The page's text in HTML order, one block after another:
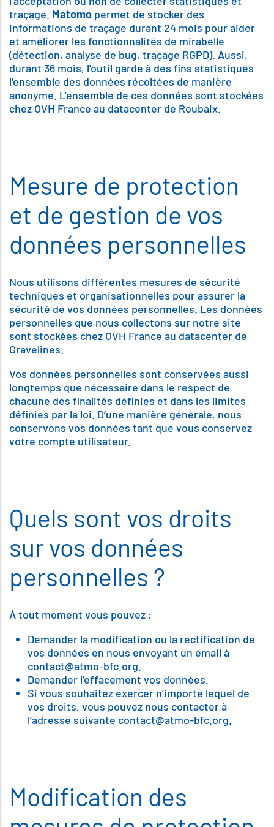
traçage. Matomo permet de stocker des
informations de traçage durant 24 mois pour aider
et améliorer les fonctionnalités de mirabelle
(détection, analyse de bug, traçage RGPD). Aussi,
durant 36 mois, l'outil garde à des fins statistiques
l'ensemble des données récoltées de manière
anonyme. L'ensemble de ces données sont stockées
chez OVH France au datacenter de Roubaix.
Mesure de protection
et de gestion de vos
données personnelles
Nous utilisons différentes mesures de sécurité
techniques et organisationnelles pour assurer la
sécurité de vos données personnelles. Les données
personnelles que nous collectons sur notre site
sont stockées chez OVH France au datacenter de
Gravelines.
Vos données personnelles sont conservées aussi
longtemps que nécessaire dans le respect de
chacune des finalités définies et dans les limites
définies par la loi. D’une manière générale, nous
conservons vos données tant que vous conservez
votre compte utilisateur.
Quels sont vos droits
sur vos données
personnelles ?
À tout moment vous pouvez :
Demander la modification ou la rectification de
vos données en nous envoyant un email à
contact@atmo-bfc.org.
Demander l’effacement vos données.
Si vous souhaitez exercer n’importe lequel de
vos droits, vous pouvez nous contacter à
l’adresse suivante contact@atmo-bfc.org.
Modification des